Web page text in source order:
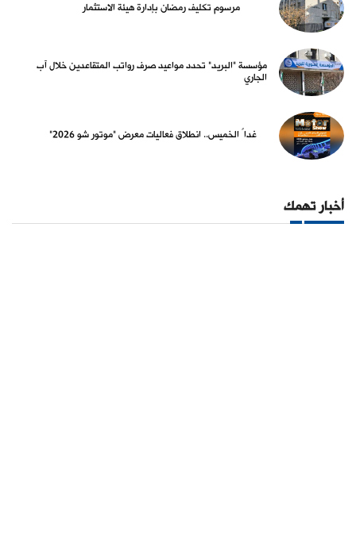
مرسوم تكليف رمضان بإدارة هيئة الاستثمار
مؤسسة "البريد" تحدد مواعيد صرف رواتب المتقاعدين خلال آب
الجاري
غداً الخميس.. انطلاق فعاليات معرض "موتور شو 2026"
أخبار تهمك